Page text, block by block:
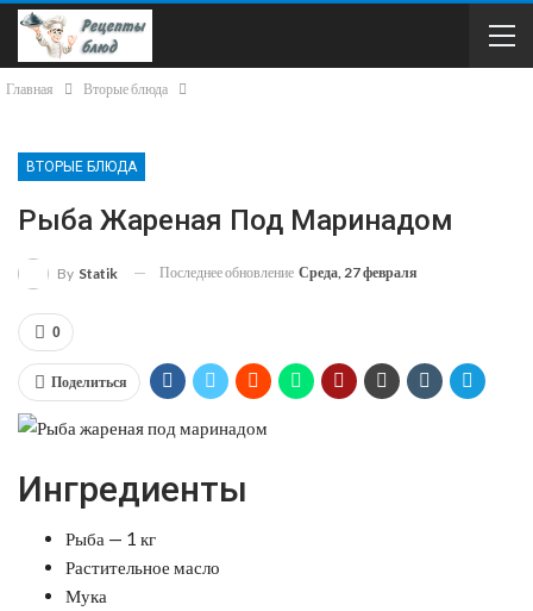
Главная Вторые блюда
ВТОРЫЕ БЛЮДА
Рыба Жареная Под Маринадом
By Statik Последнее обновление Среда, 27 февраля
0
Поделиться
Ингредиенты
Рыба — 1 кг
Растительное масло
Мука